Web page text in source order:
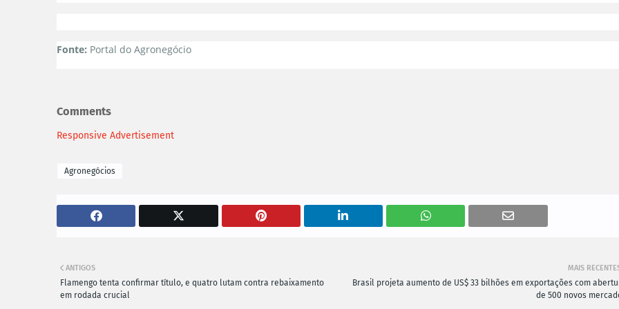
Fonte: Portal do Agronegócio
Comments
Responsive Advertisement
Agronegócios
MAIS
Brasil projeta aumento de US$ 33 bilhões em exportações com
de 500 novos
ANTIGOS
Flamengo tenta confirmar título, e quatro lutam contra rebaixamento
em rodada crucial